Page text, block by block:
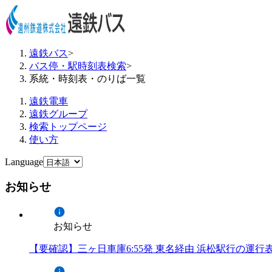
遠鉄バス>
バス停・駅時刻表検索>
系統・時刻表・のりば一覧
遠鉄電車
遠鉄グループ
検索トップページ
使い方
Language
お知らせ
お知らせ
【要確認】三ヶ日車庫6:55発 東名経由 浜松駅行の運行